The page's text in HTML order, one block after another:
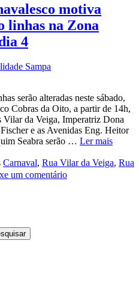
motiva
linhas na Zona
4
Sampa
serão alteradas neste sábado,
Cobras da Oito, a partir de 14h,
Vilar da Veiga, Imperatriz Dona
e as Avenidas Eng. Heitor
Seabra serão … Ler mais
Carnaval, Rua Vilar da Veiga, Rua
um comentário